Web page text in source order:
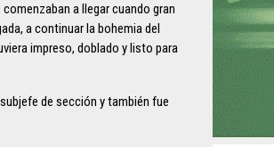
a llegar cuando gran
a continuar la bohemia del
impreso, doblado y listo para
de sección y también fue